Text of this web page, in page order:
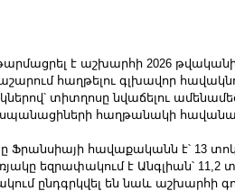
է աշխարհի 2026
հաղթելու գլխավոր
տիտղոսը նվաճելու
հաղթանակի
հավաքականն է՝ 13
եզրափակում է Անգլիան՝ 11,2
ընդգրկվել են նաև աշխարհի